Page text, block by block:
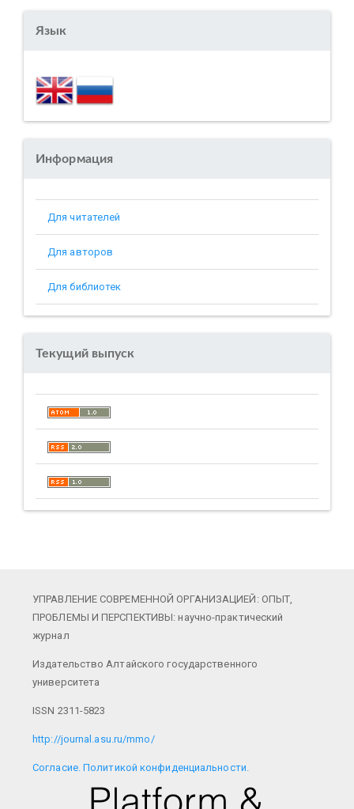
Язык
Информация
Для читателей
Для авторов
Для библиотек
Текущий выпуск
УПРАВЛЕНИЕ СОВРЕМЕННОЙ ОРГАНИЗАЦИЕЙ: ОПЫТ,
ПРОБЛЕМЫ И ПЕРСПЕКТИВЫ: научно-практический
журнал
Издательство Алтайского государственного
университета
ISSN 2311-5823
http://journal.asu.ru/mmo/
Cогласие. Политикой конфиденциальности.